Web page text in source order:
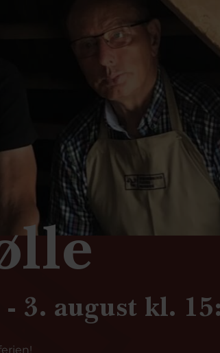
3. august kl.